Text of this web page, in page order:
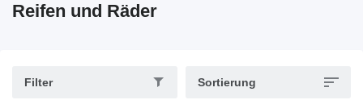
Reifen und Räder
Filter Sortierung